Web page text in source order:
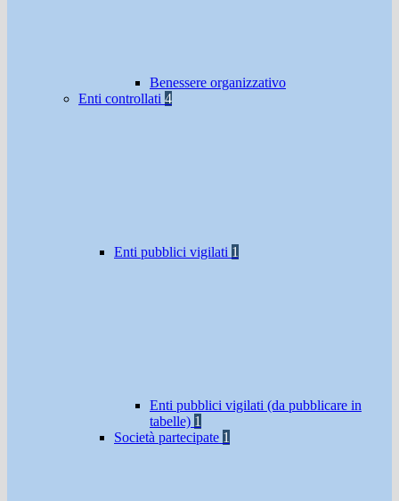
Benessere organizzativo
Enti controllati 4
Enti pubblici vigilati 1
Enti pubblici vigilati (da pubblicare in
tabelle) 1
Società partecipate 1